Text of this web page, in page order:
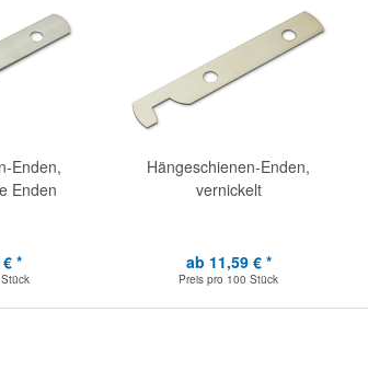
Enden,
Enden
*
Hängeschienen-Enden,
vernickelt
ab 11,59 € *
Preis pro 100 Stück